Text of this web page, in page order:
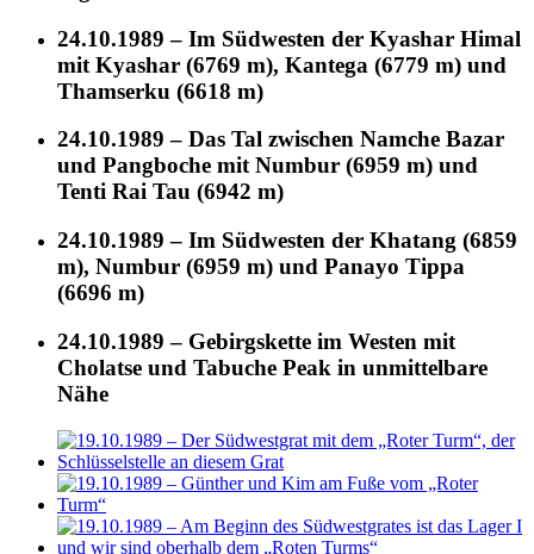
24.10.1989 – Im Südwesten der Kyashar Himal
mit Kyashar (6769 m), Kantega (6779 m) und
Thamserku (6618 m)
24.10.1989 – Das Tal zwischen Namche Bazar
und Pangboche mit Numbur (6959 m) und
Tenti Rai Tau (6942 m)
24.10.1989 – Im Südwesten der Khatang (6859
m), Numbur (6959 m) und Panayo Tippa
(6696 m)
24.10.1989 – Gebirgskette im Westen mit
Cholatse und Tabuche Peak in unmittelbare
Nähe